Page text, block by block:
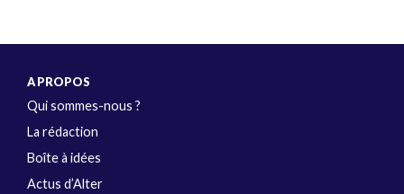
A PROPOS
Qui sommes-nous ?
La rédaction
Boîte à idées
Actus d’Alter